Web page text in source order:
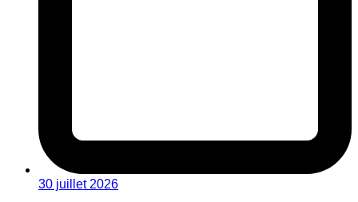
30 juillet 2026